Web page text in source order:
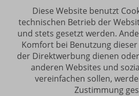
Diese Website benutzt
technischen Betrieb der
und stets gesetzt werden.
Komfort bei Benutzung
der Direktwerbung dienen
anderen Websites und
vereinfachen sollen,
Zustimmung